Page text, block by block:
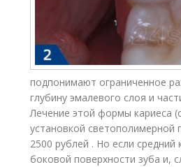
подпонимают ограниченное
глубину эмалевого слоя и
Лечение этой формы кариеса
установкой
2500 рублей . Но если средний
боковой поверхности зуба и,